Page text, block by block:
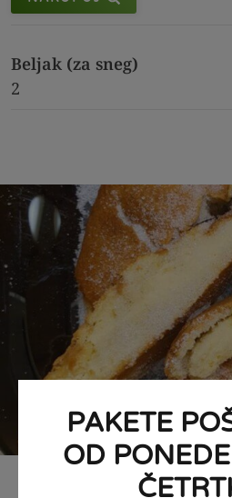
Beljak (za sneg)
2
PAKETE
OD